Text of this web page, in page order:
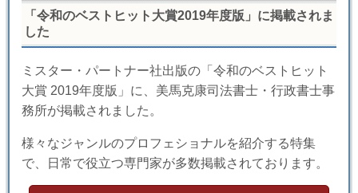
「令和のベストヒット大賞2019年度版」に掲載されま
した
ミスター・パートナー社出版の「令和のベストヒット
大賞 2019年度版」に、美馬克康司法書士・行政書士事
務所が掲載されました。
様々なジャンルのプロフェショナルを紹介する特集
で、日常で役立つ専門家が多数掲載されております。